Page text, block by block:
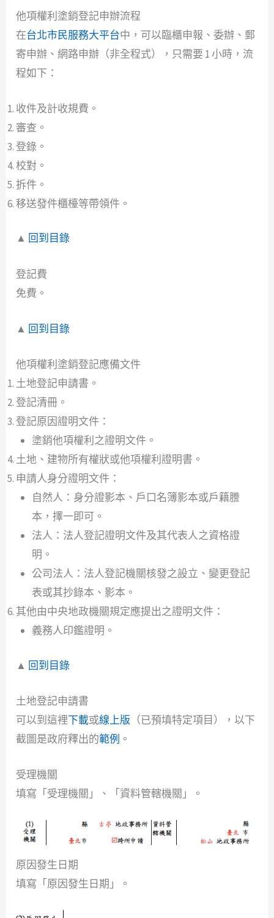
他項權利塗銷登記申辦流程
在台北市民服務大平台中，可以臨櫃申報、委辦、郵
寄申辦、網路申辦（非全程式），只需要 1 小時，流
程如下：
收件及計收規費。
審查。
登錄。
校對。
拆件。
移送發件櫃檯等帶領件。
▲ 回到目錄
登記費
免費。
▲ 回到目錄
他項權利塗銷登記應備文件
土地登記申請書。
登記清冊。
登記原因證明文件：
塗銷他項權利之證明文件。
土地、建物所有權狀或他項權利證明書。
申請人身分證明文件：
自然人：身分證影本、戶口名簿影本或戶籍謄
本，擇一即可。
法人：法人登記證明文件及其代表人之資格證
明。
公司法人：法人登記機關核發之設立、變更登記
表或其抄錄本、影本。
其他由中央地政機關規定應提出之證明文件：
義務人印鑑證明。
▲ 回到目錄
土地登記申請書
可以到這裡下載或線上版 （已預填特定項目），以下
截圖是政府釋出的範例 。
受理機關
填寫「受理機關」、「資料管轄機關」。
原因發生日期
填寫「原因發生日期」。